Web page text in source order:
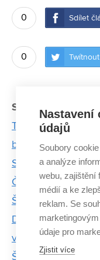
0 Sdílet
0 Twítnout
Související články:
Tábory CESA:
beachvolleyball
Studenti VUT
ČR v baseballu.
Šachy jsou stres
Díky sportovnímu
vzpěrač z VUT
Špičkové
Nastavení
údajů
Soubory
a analýze
webu, zajištění
médií a ke
reklam. Se
údaje pro
Zjistit více